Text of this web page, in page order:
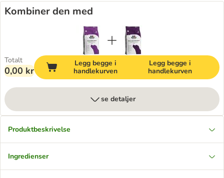
Kombiner den med
Totalt
0,00 kr
Legg begge i
handlekurven
Legg begge i
handlekurven
se detaljer
Produktbeskrivelse
Ingredienser